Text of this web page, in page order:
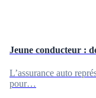
Jeune conducteur :
L’assurance auto
pour…